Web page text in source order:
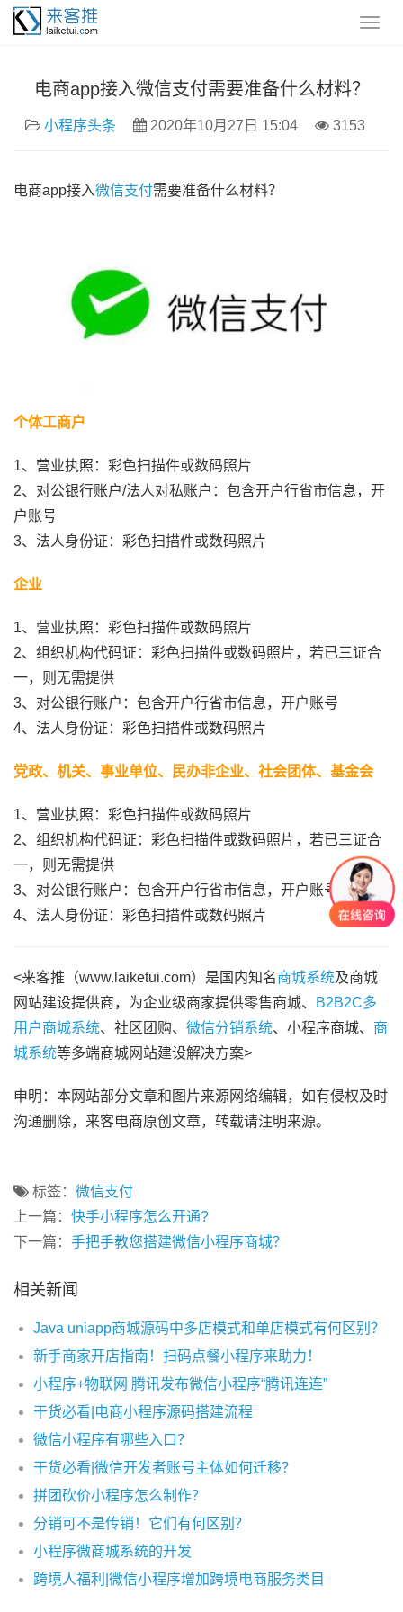
电商app接入微信支付需要准备什么材料？
小程序头条 2020年10月27日 15:04 3153
电商app接入微信支付需要准备什么材料？
个体工商户
1、营业执照：彩色扫描件或数码照片
2、对公银行账户/法人对私账户：包含开户行省市信息，开
户账号
3、法人身份证：彩色扫描件或数码照片
企业
1、营业执照：彩色扫描件或数码照片
2、组织机构代码证：彩色扫描件或数码照片，若已三证合
一，则无需提供
3、对公银行账户：包含开户行省市信息，开户账号
4、法人身份证：彩色扫描件或数码照片
党政、机关、事业单位、民办非企业、社会团体、基金会
1、营业执照：彩色扫描件或数码照片
2、组织机构代码证：彩色扫描件或数码照片，若已三证合
一，则无需提供
3、对公银行账户：包含开户行省市信息，开户账号
4、法人身份证：彩色扫描件或数码照片
<来客推（www.laiketui.com）是国内知名商城系统及商城
网站建设提供商，为企业级商家提供零售商城、
B2B2C多
用户商城系统、社区团购、 微信分销系统、小程序商城、 商
城系统等多端商城网站建设解决方案>
申明：本网站部分文章和图片来源网络编辑，如有侵权及时
沟通删除，来客电商原创文章，转载请注明来源。
标签： 微信支付
上一篇： 快手小程序怎么开通?
下一篇： 手把手教您搭建微信小程序商城？
相关新闻
Java uniapp商城源码中多店模式和单店模式有何区别？
新手商家开店指南！扫码点餐小程序来助力！
小程序+物联网 腾讯发布微信小程序“腾讯连连”
干货必看|电商小程序源码搭建流程
微信小程序有哪些入口？
干货必看|微信开发者账号主体如何迁移？
拼团砍价小程序怎么制作？
分销可不是传销！它们有何区别？
小程序微商城系统的开发
跨境人福利|微信小程序增加跨境电商服务类目